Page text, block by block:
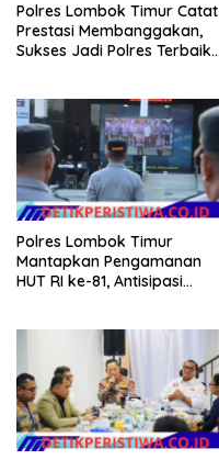
Polres Lombok Timur Catat
Prestasi Membanggakan,
Sukses Jadi Polres Terbaik
Polres Lombok Timur
Mantapkan Pengamanan
HUT RI ke-81, Antisipasi